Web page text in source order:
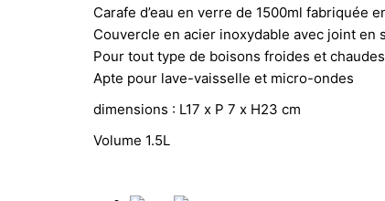
Carafe d’eau en verre de 1500ml fabriquée
Couvercle en acier inoxydable avec joint
Pour tout type de boisons froides et chaudes
Apte pour lave-vaisselle et micro-ondes
dimensions : L17 x P 7 x H23 cm
Volume 1.5L